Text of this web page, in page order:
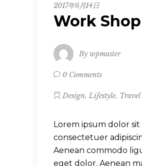
2017年6月14日
Work Shop
By wpmaster
0 Comments
Design, Lifestyle, Travel
Lorem ipsum dolor sit
consectetuer
Aenean commodo
eget dolor. Aenean